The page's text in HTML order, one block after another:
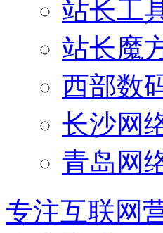
站长工
站长魔
西部数
长沙网
青岛网
专注互联网